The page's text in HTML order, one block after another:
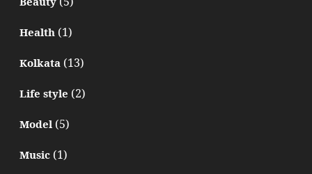
Health(1)
Kolkata(13)
Life style (2)
Model(5)
Music(1)